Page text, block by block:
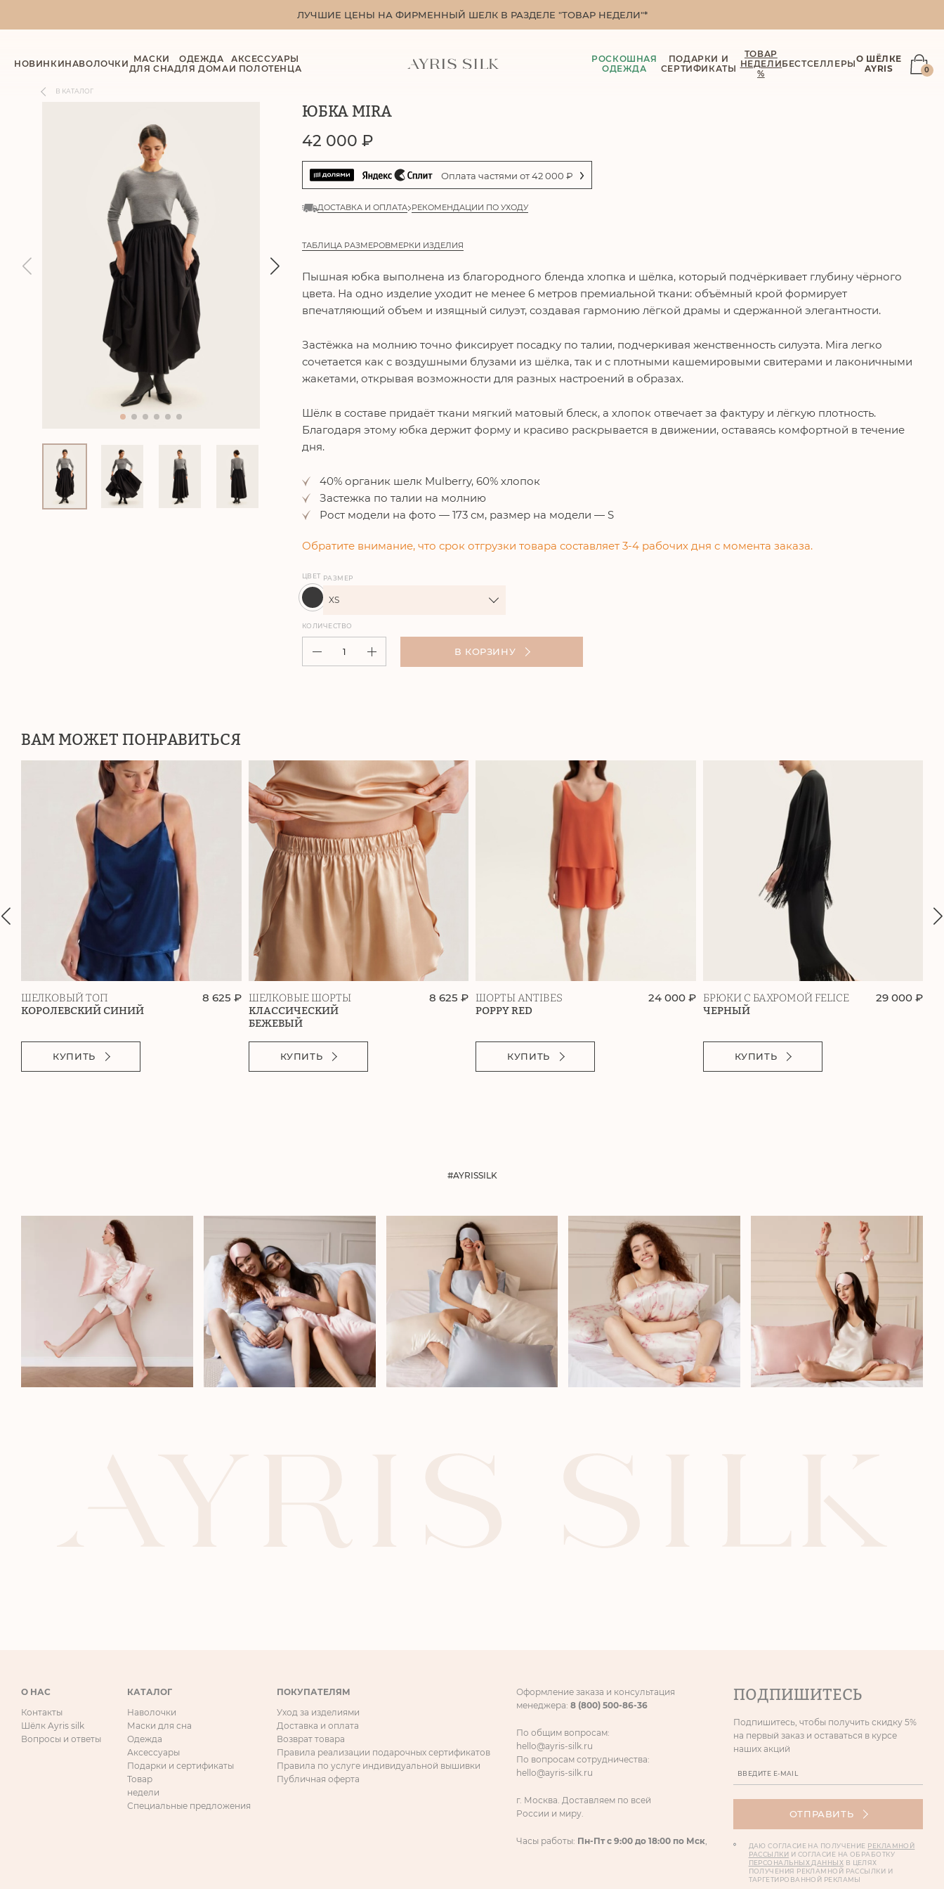
ЛУЧШИЕ ЦЕНЫ НА ФИРМЕННЫЙ ШЕЛК В РАЗДЕЛЕ "ТОВАР НЕДЕЛИ"*
НОВИНКИНАВОЛОЧКИ МАСКИ
ДЛЯ СНА
ОДЕЖДА
ДЛЯ ДОМА
АКСЕССУАРЫ
И ПОЛОТЕНЦА
РОСКОШНАЯ
ОДЕЖДА
ПОДАРКИ И
СЕРТИФИКАТЫ
ТОВАР
НЕДЕЛИ
%
БЕСТСЕЛЛЕРЫО ШЁЛКЕ
AYRIS
0
В КАТАЛОГ
ЮБКА MIRA
42 000 ₽
Оплата частями от42 000 ₽
ДОСТАВКА И ОПЛАТА РЕКОМЕНДАЦИИ ПО УХОДУ
ТАБЛИЦА РАЗМЕРОВМЕРКИ ИЗДЕЛИЯ
Пышная юбка выполнена из благородного бленда хлопка и шёлка, который подчёркивает глубину чёрного
цвета. На одно изделие уходит не менее 6 метров премиальной ткани: объёмный крой формирует
впечатляющий объем и изящный силуэт, создавая гармонию лёгкой драмы и сдержанной элегантности.
Застёжка на молнию точно фиксирует посадку по талии, подчеркивая женственность силуэта. Mira легко
сочетается как с воздушными блузами из шёлка, так и с плотными кашемировыми свитерами и лаконичными
жакетами, открывая возможности для разных настроений в образах.
Шёлк в составе придаёт ткани мягкий матовый блеск, а хлопок отвечает за фактуру и лёгкую плотность.
Благодаря этому юбка держит форму и красиво раскрывается в движении, оставаясь комфортной в течение
дня.
40% органик шелк Mulberry, 60% хлопок
Застежка по талии на молнию
Рост модели на фото — 173 см, размер на модели — S
Обратите внимание, что срок отгрузки товара составляет 3-4 рабочих дня с момента заказа.
ЦВЕТ РАЗМЕР
XS
КОЛИЧЕСТВО
В КОРЗИНУ
ВАМ МОЖЕТ ПОНРАВИТЬСЯ
ШЕЛКОВЫЙ ТОП
КОРОЛЕВСКИЙ СИНИЙ
8 625 ₽
КУПИТЬ
ШЕЛКОВЫЕ ШОРТЫ
КЛАССИЧЕСКИЙ
БЕЖЕВЫЙ
8 625 ₽
КУПИТЬ
ШОРТЫ ANTIBES
POPPY RED
24 000 ₽
КУПИТЬ
БРЮКИ С БАХРОМОЙ FELICE
ЧЕРНЫЙ
29 000 ₽
КУПИТЬ
#AYRISSILK
О НАС
Контакты
Шёлк Ayris silk
Вопросы и ответы
КАТАЛОГ
Наволочки
Маски для сна
Одежда
Аксессуары
Подарки и сертификаты
Товар
недели
Специальные предложения
ПОКУПАТЕЛЯМ
Уход за изделиями
Доставка и оплата
Возврат товара
Правила реализации подарочных сертификатов
Правила по услуге индивидуальной вышивки
Публичная оферта
Оформление заказа и консультация
менеджера: 8 (800) 500-86-36
По общим вопросам:
hello@ayris-silk.ru
По вопросам сотрудничества:
hello@ayris-silk.ru
г. Москва. Доставляем по всей
России и миру.
Часы работы: Пн-Пт с 9:00 до 18:00 по Мск,
ПОДПИШИТЕСЬ
Подпишитесь, чтобы получить скидку 5%
на первый заказ и оставаться в курсе
наших акций
ОТПРАВИТЬ
ДАЮ СОГЛАСИЕ НА ПОЛУЧЕНИЕ РЕКЛАМНОЙ
РАССЫЛКИ И СОГЛАСИЕ НА ОБРАБОТКУ
ПЕРСОНАЛЬНЫХ ДАННЫХ В ЦЕЛЯХ
ПОЛУЧЕНИЯ РЕКЛАМНОЙ РАССЫЛКИ И
ТАРГЕТИРОВАННОЙ РЕКЛАМЫ